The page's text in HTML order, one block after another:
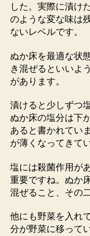
した。実際に漬け
のような変な味は
ないレベルです。
ぬか床を最適な状
き混ぜるといいよ
があります。
漬けると少しずつ
ぬか床の塩分は下
あると書かれてい
が薄くなってきて
塩には殺菌作用が
重要ですね。ぬか
混ぜること、その
他にも野菜を入れ
分が野菜に移って